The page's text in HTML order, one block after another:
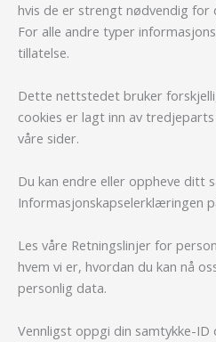
hvis de er strengt nødvendig
For alle andre typer
tillatelse.
Dette nettstedet bruker
cookies er lagt inn av
våre sider.
Du kan endre eller oppheve ditt
Informasjonskapselerklæringen
Les våre Retningslinjer for
hvem vi er, hvordan du kan nå
personlig data.
Vennligst oppgi din samtykke-